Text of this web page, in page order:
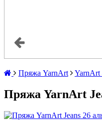
Пряжа YarnArt YarnArt
Пряжа YarnArt